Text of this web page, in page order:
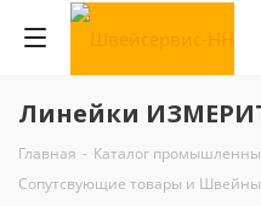
Линейки
Главная - Каталог
Сопутсвующие товары и